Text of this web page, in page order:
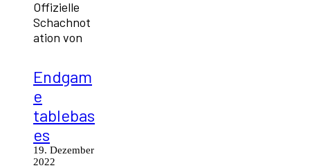
Offizielle
Schachnot
ation von
Endgam
e
tablebas
es
19. Dezember
2022